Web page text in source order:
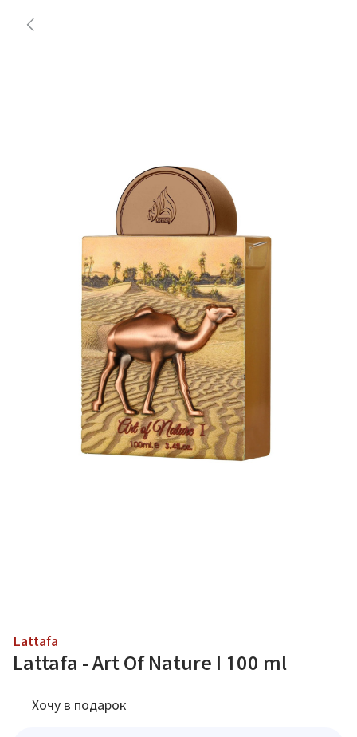
Lattafa
Lattafa - Art Of Nature I 100 ml
Хочу в подарок